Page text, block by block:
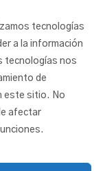
tecnologías
a la información
tecnologías nos
de
este sitio. No
afectar